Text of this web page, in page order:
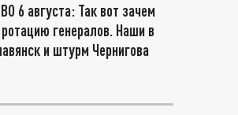
6 августа: Так вот зачем
генералов. Наши в
и штурм Чернигова